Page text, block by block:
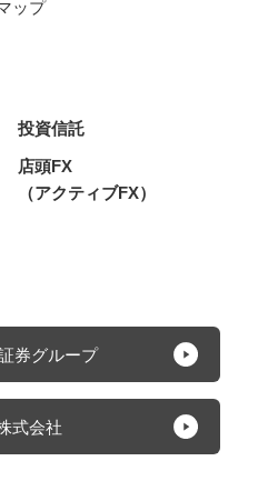
ップ
投資信託
店頭FX
（アクティブFX）
券グループ
式会社